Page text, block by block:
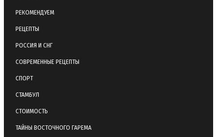
РЕКОМЕНДУЕМ
РЕЦЕПТЫ
РОССИЯ И СНГ
СОВРЕМЕННЫЕ РЕЦЕПТЫ
СПОРТ
СТАМБУЛ
СТОИМОСТЬ
ТАЙНЫ ВОСТОЧНОГО ГАРЕМА